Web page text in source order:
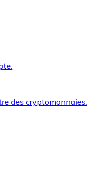
des cryptomonnaies.